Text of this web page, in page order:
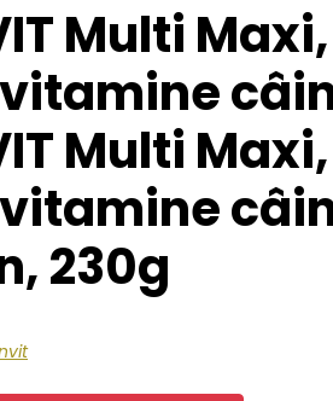
Multi Maxi,
Multi
230g